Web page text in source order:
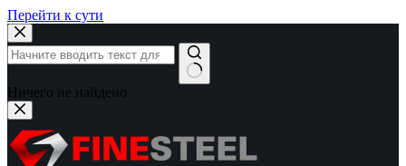
Перейти к сути
Ничего не найдено